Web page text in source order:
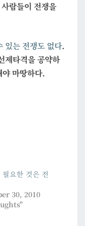
람들이 전쟁을
있는 전쟁도 없다.
제타격을 공약하
마땅하다.
요한 것은 전
30, 2010